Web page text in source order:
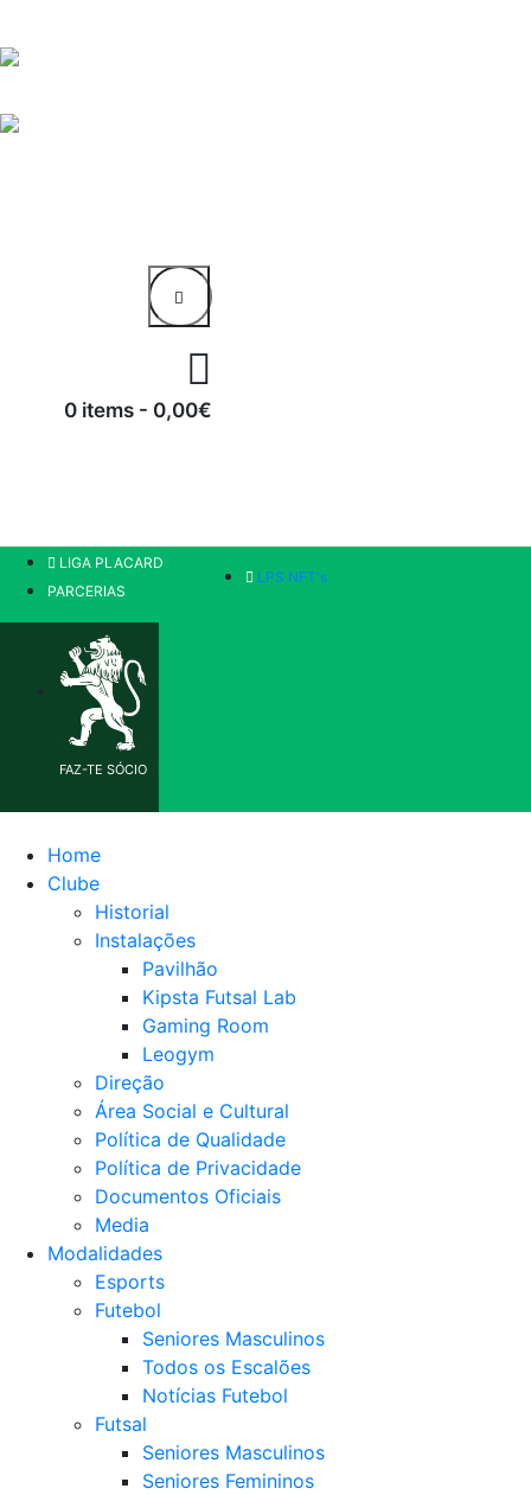
0 items - 0,00€
LIGA PLACARD
PARCERIAS
LPS NFT's
FAZ-TE SÓCIO
Home
Clube
Historial
Instalações
Pavilhão
Kipsta Futsal Lab
Gaming Room
Leogym
Direção
Área Social e Cultural
Política de Qualidade
Política de Privacidade
Documentos Oficiais
Media
Modalidades
Esports
Futebol
Seniores Masculinos
Todos os Escalões
Notícias Futebol
Futsal
Seniores Masculinos
Seniores Femininos